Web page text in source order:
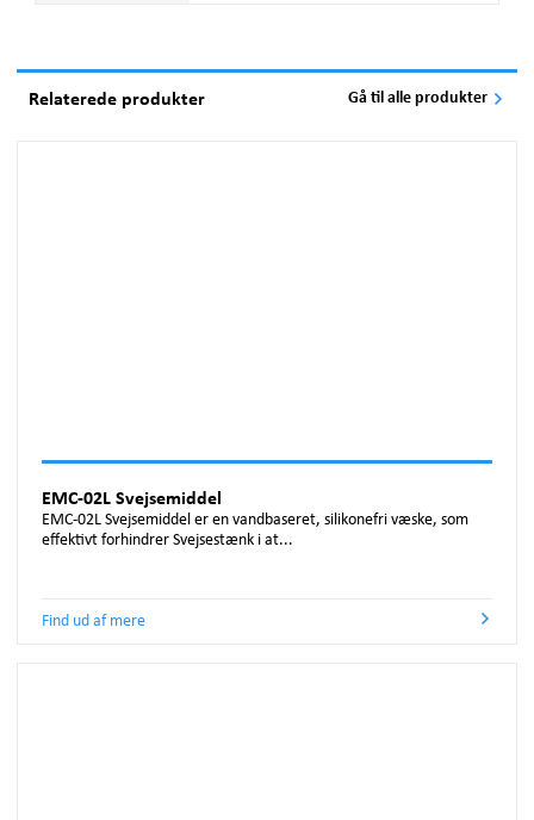
Relaterede produkter Gå til alle produkter
EMC-02L Svejsemiddel
EMC-02L Svejsemiddel er en vandbaseret, silikonefri væske, som
effektivt forhindrer Svejsestænk i at...
Find ud af mere